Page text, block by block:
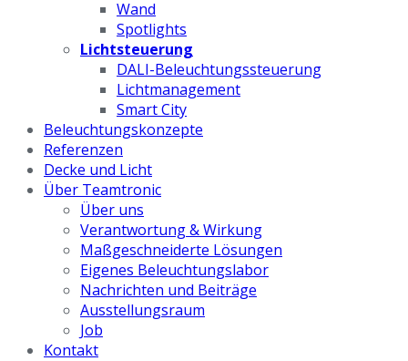
Wand
Spotlights
Lichtsteuerung
DALI-Beleuchtungssteuerung
Lichtmanagement
Smart City
Beleuchtungskonzepte
Referenzen
Decke und Licht
Über Teamtronic
Über uns
Verantwortung & Wirkung
Maßgeschneiderte Lösungen
Eigenes Beleuchtungslabor
Nachrichten und Beiträge
Ausstellungsraum
Job
Kontakt